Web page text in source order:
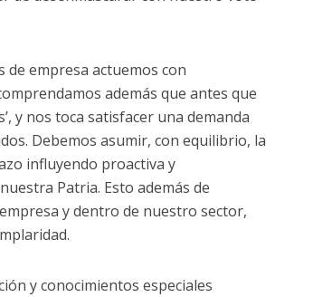
empresa actuemos con
además que antes que
y nos toca satisfacer una demanda
Debemos asumir, con equilibrio, la
influyendo proactiva y
Patria. Esto además de
y dentro de nuestro sector,
y conocimientos especiales